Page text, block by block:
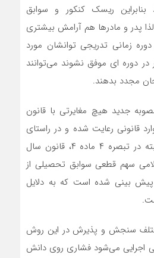
ریسک کنکور و سوابق
پدر و مادرها هم آرامش بیشتری
دوره زمانی تدریجی توانشان مورد
در دوره ای موفق نشوند می‌توانند
مجدد بدهند.
جدید هیچ مغایرتی با قانون
قانونی رعایت شده و در راستای
مصوبه مجلس است. البته در تبصره ۴ ماده ۴، قانون سال
سهم قطعی سوابق تحصیلی از
۸۵ درصد پیش بینی شده است که به دلایل
سنجش و پذیرش در این روش
اجرایی می‌شود فشاری روی دانش